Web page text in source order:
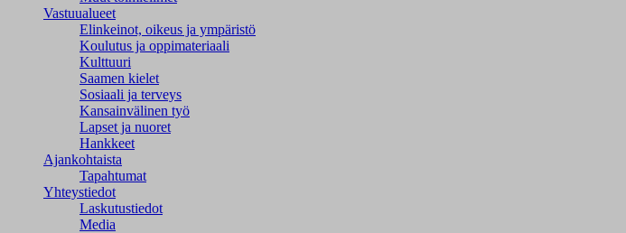
Vastuualueet
Elinkeinot, oikeus ja ympäristö
Koulutus ja oppimateriaali
Kulttuuri
Saamen kielet
Sosiaali ja terveys
Kansainvälinen työ
Lapset ja nuoret
Hankkeet
Ajankohtaista
Tapahtumat
Yhteystiedot
Laskutustiedot
Media